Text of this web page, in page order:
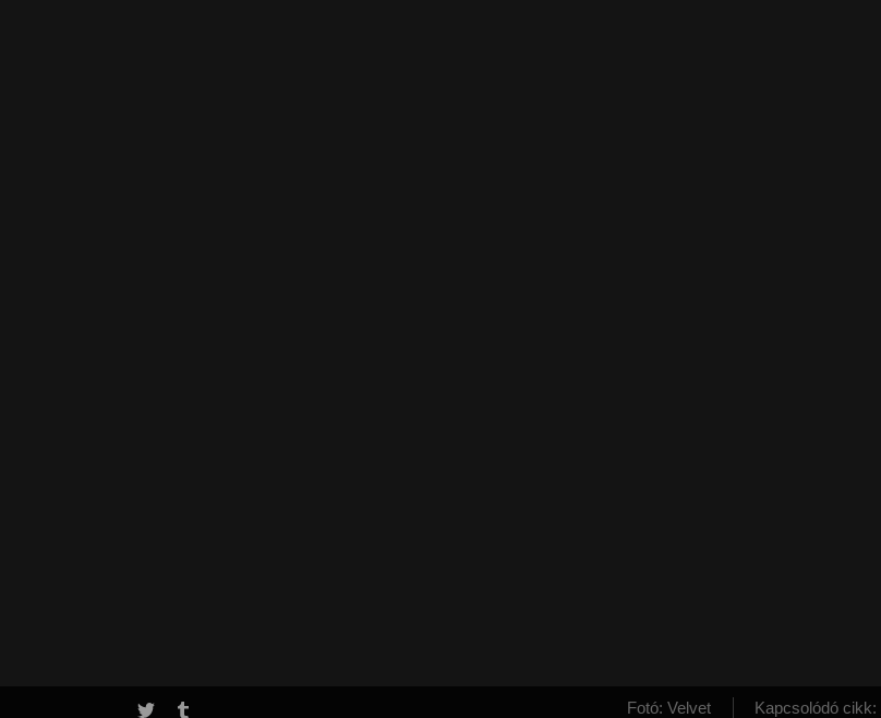
Fotó: Velvet Kapcsolódó cikk: